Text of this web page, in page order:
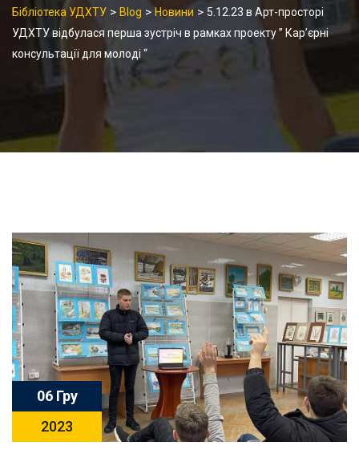
Бібліотека УДХТУ > Blog > Новини > 5.12.23 в Арт-просторі
УДХТУ відбулася перша зустріч в рамках проекту ” Кар’єрні
консультації для молоді “
06 Гру
2023